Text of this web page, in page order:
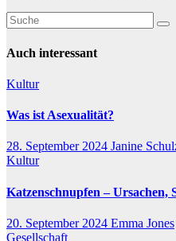
Auch interessant
Kultur
Was ist Asexualität?
28. September 2024 Janine
Kultur
Katzenschnupfen – Ursachen,
20. September 2024 Emma Jones
Gesellschaft